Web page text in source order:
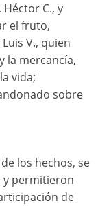
C., y
el fruto,
V., quien
la mercancía,
vida;
sobre
los hechos, se
y permitieron
de